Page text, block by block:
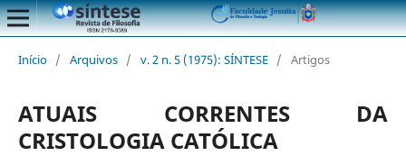
Início / Arquivos / v. 2 n. 5 (1975): SÍNTESE / Artigos
ATUAIS CORRENTES DA
CRISTOLOGIA CATÓLICA